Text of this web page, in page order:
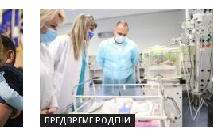
ПРЕДВРЕМЕ РОДЕНИ